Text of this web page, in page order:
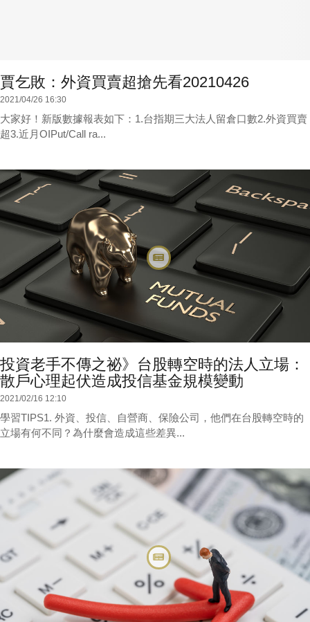
賈乞敗：外資買賣超搶先看20210426
2021/04/26 16:30
大家好！新版數據報表如下：1.台指期三大法人留倉口數2.外資買賣
超3.近月OIPut/Call ra...
投資老手不傳之祕》台股轉空時的法人立場：
散戶心理起伏造成投信基金規模變動
2021/02/16 12:10
學習TIPS1. 外資、投信、自營商、保險公司，他們在台股轉空時的
立場有何不同？為什麼會造成這些差異...